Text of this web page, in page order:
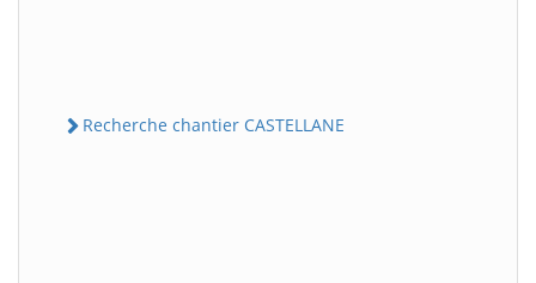
Recherche chantier CASTELLANE